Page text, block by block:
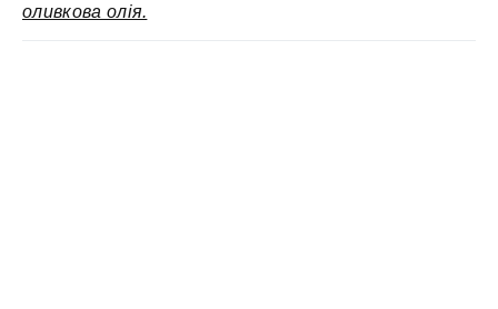
оливкова олія.